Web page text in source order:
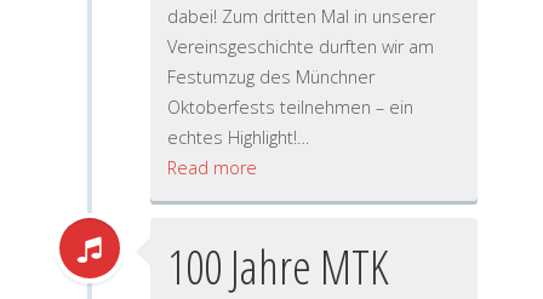
dabei! Zum dritten Mal in unserer
Vereinsgeschichte durften wir am
Festumzug des Münchner
Oktoberfests teilnehmen – ein
echtes Highlight!…
Read more
100 Jahre MTK